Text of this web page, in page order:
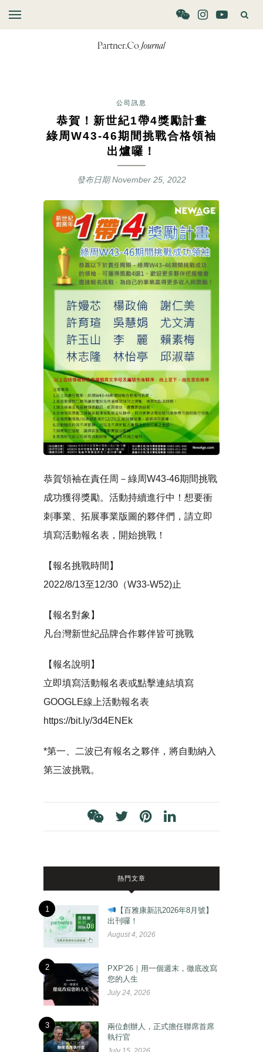
公司訊息
恭賀！新世紀1帶4獎勵計畫
綠周W43-46期間挑戰合格領袖
出爐囉！
發布日期November 25, 2022
恭賀領袖在責任周－綠周W43-46期間挑戰
成功獲得獎勵。活動持續進行中！想要衝
刺事業、拓展事業版圖的夥伴們，請立即
填寫活動報名表，開始挑戰！
【報名挑戰時間】
2022/8/13至12/30（W33-W52)止
【報名對象】
凡台灣新世紀品牌合作夥伴皆可挑戰
【報名說明】
立即填寫活動報名表或點擊連結填寫
GOOGLE線上活動報名表
https://bit.ly/3d4ENEk
*第一、二波已有報名之夥伴，將自動納入
第三波挑戰。
熱門文章
1
【百雅康新訊2026年8月號】
出刊囉！
August 4, 2026
2
PXP’26｜用一個週末，徹底改寫
您的人生
July 24, 2026
3
兩位創辦人，正式擔任聯席首席
執行官